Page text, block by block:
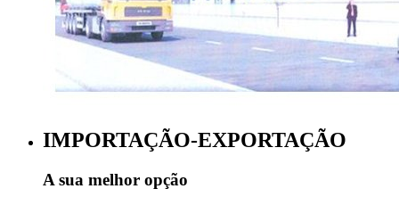
IMPORTAÇÃO-EXPORTAÇÃO
A sua melhor opção